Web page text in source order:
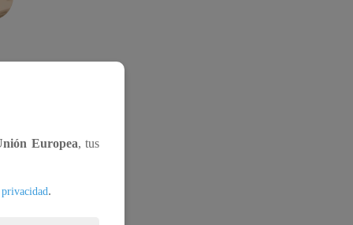
Europea, tus
.